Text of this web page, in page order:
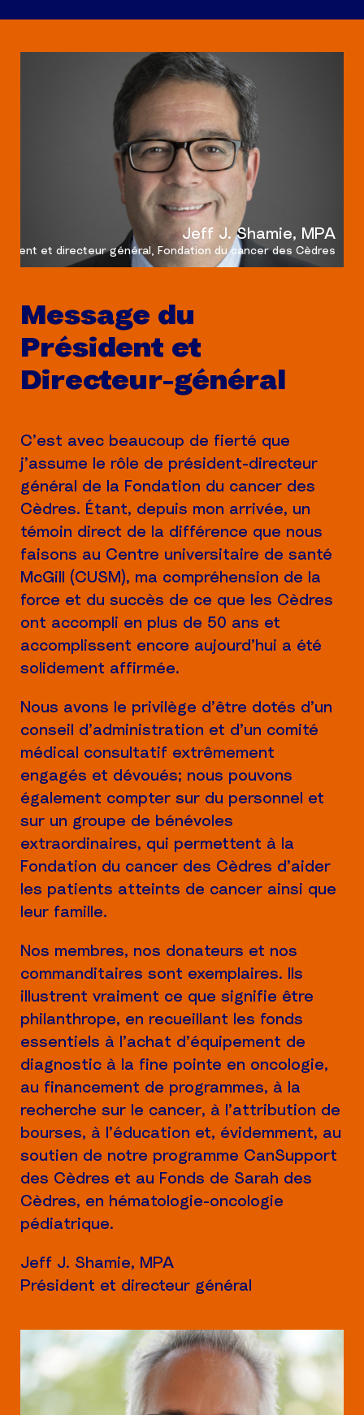
Jeff J. Shamie, MPA
et directeur général, Fondation du cancer des Cèdres
Message du
Président et
Directeur-général
C’est avec beaucoup de fierté que
j’assume le rôle de président-directeur
général de la Fondation du cancer des
Cèdres. Étant, depuis mon arrivée, un
témoin direct de la différence que nous
faisons au Centre universitaire de santé
McGill (CUSM), ma compréhension de la
force et du succès de ce que les Cèdres
ont accompli en plus de 50 ans et
accomplissent encore aujourd’hui a été
solidement affirmée.
Nous avons le privilège d’être dotés d’un
conseil d’administration et d’un comité
médical consultatif extrêmement
engagés et dévoués; nous pouvons
également compter sur du personnel et
sur un groupe de bénévoles
extraordinaires, qui permettent à la
Fondation du cancer des Cèdres d’aider
les patients atteints de cancer ainsi que
leur famille.
Nos membres, nos donateurs et nos
commanditaires sont exemplaires. Ils
illustrent vraiment ce que signifie être
philanthrope, en recueillant les fonds
essentiels à l’achat d’équipement de
diagnostic à la fine pointe en oncologie,
au financement de programmes, à la
recherche sur le cancer, à l’attribution de
bourses, à l’éducation et, évidemment, au
soutien de notre programme CanSupport
des Cèdres et au Fonds de Sarah des
Cèdres, en hématologie-oncologie
pédiatrique.
Jeff J. Shamie, MPA
Président et directeur général